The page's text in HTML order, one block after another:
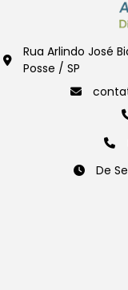
Rua Arlindo José
Posse / SP
De